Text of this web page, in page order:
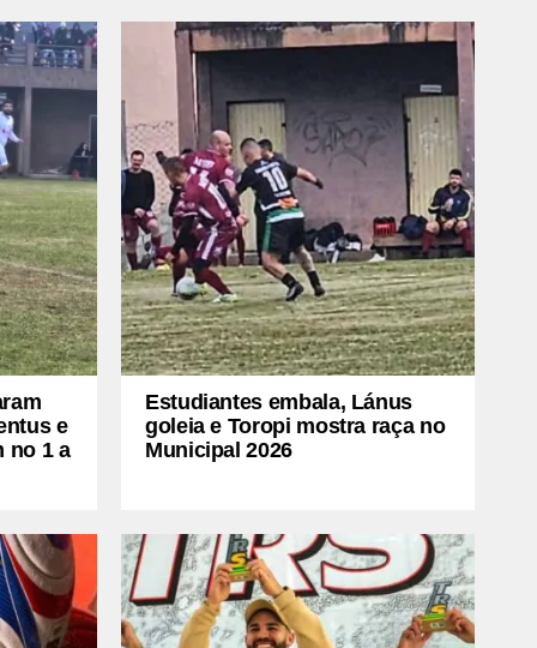
e
no 1 a
Estudiantes embala, Lánus
goleia e Toropi mostra raça no
Municipal 2026